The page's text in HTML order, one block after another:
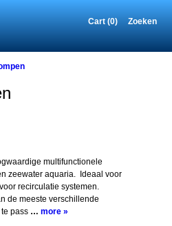
Cart (0) Zoeken
multifunctionele
zeewater aquaria. Ideaal voor
recirculatie systemen.
de meeste verschillende
pass… more »